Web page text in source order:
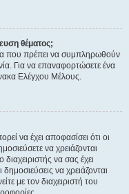
θέματος;
που πρέπει να συμπληρωθούν
Για να επαναφορτώσετε ένα
Ελέγχου Μέλους.
να έχει αποφασίσει ότι οι
να χρειάζονται
να σας έχει
να χρειάζονται
με τον διαχειριστή του